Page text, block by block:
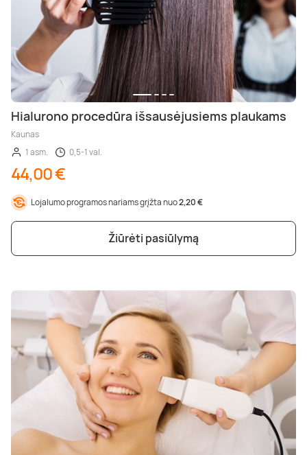
Hialurono procedūra išsausėjusiems plaukams
Kaunas
1 asm.
0,5-1 val.
44,00 €
Lojalumo programos nariams grįžta nuo2,20 €
Žiūrėti pasiūlymą